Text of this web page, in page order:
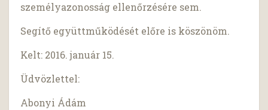
személyazonosság ellenőrzésére sem.
Segítő együttműködését előre is köszönöm.
Kelt: 2016. január 15.
Üdvözlettel:
Abonyi Ádám